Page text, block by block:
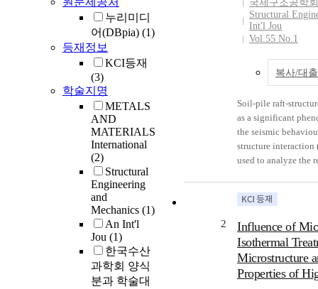
누리미디
어(DBpia) (1)
등재정보
KCI등재
(3)
학술지명
METALS
AND
MATERIALS
International
(2)
Structural
Engineering
and
Mechanics (1)
An Int'l
Jou (1)
한국수산
과학회 양식
분과 학술대
국제구조공학회
Structural
Int'l Jou
Vol.55 No.1
복사/대
Soil-pile raft-
as a significant
the seismic
structure interaction
used to analyze the
previous study is
considering
forces of various
not been explicitly
addressed this
2
Influence of
Isothermal
Microstructure
Properties of